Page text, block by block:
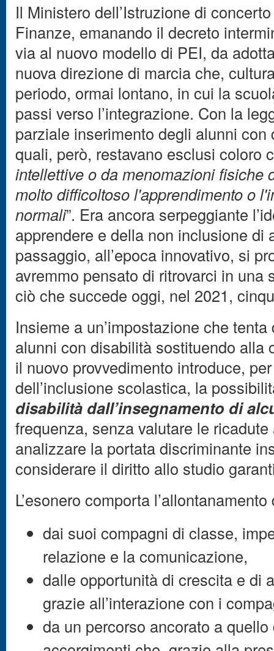
Il Ministero dell’Istruzione di
Finanze, emanando il decreto
via al nuovo modello di PEI, da
nuova direzione di marcia che,
periodo, ormai lontano, in cui la
passi verso l’integrazione. Con la
parziale inserimento degli alunni
quali, però, restavano esclusi coloro
intellettive o da menomazioni fisiche
molto difficoltoso l'apprendimento o
normali”. Era ancora serpeggiante
apprendere e della non inclusione di
passaggio, all’epoca innovativo, si
avremmo pensato di ritrovarci in
ciò che succede oggi, nel 2021,
Insieme a un’impostazione che
alunni con disabilità sostituendo alla
il nuovo provvedimento introduce,
dell’inclusione scolastica, la
disabilità dall’insegnamento di
frequenza, senza valutare le
analizzare la portata discriminante
considerare il diritto allo studio
L’esonero comporta l’allontanamento
dai suoi compagni di classe,
relazione e la comunicazione,
dalle opportunità di crescita e di
grazie all’interazione con i
da un percorso ancorato a